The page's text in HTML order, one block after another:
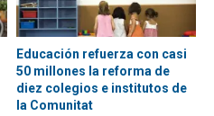
Educación refuerza con casi
50 millones la reforma de
diez colegios e institutos de
la Comunitat